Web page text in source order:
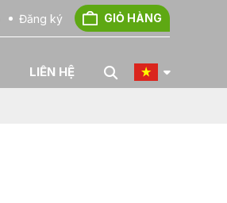
Đăng ký GIỎ HÀNG
LIÊN HỆ